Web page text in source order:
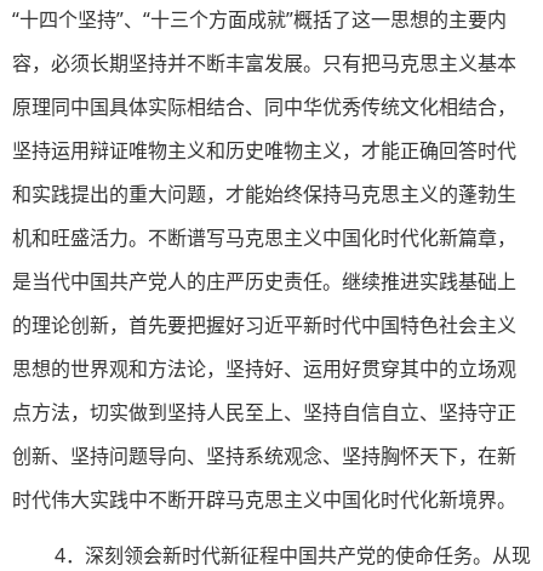
“十四个坚持”、“十三个方面成就”概括了这一思想的主要内
容，必须长期坚持并不断丰富发展。只有把马克思主义基本
原理同中国具体实际相结合、同中华优秀传统文化相结合，
坚持运用辩证唯物主义和历史唯物主义，才能正确回答时代
和实践提出的重大问题，才能始终保持马克思主义的蓬勃生
机和旺盛活力。不断谱写马克思主义中国化时代化新篇章，
是当代中国共产党人的庄严历史责任。继续推进实践基础上
的理论创新，首先要把握好习近平新时代中国特色社会主义
思想的世界观和方法论，坚持好、运用好贯穿其中的立场观
点方法，切实做到坚持人民至上、坚持自信自立、坚持守正
创新、坚持问题导向、坚持系统观念、坚持胸怀天下，在新
时代伟大实践中不断开辟马克思主义中国化时代化新境界。
4．深刻领会新时代新征程中国共产党的使命任务。从现